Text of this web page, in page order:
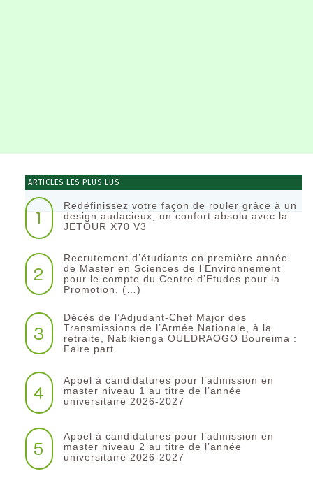
ARTICLES LES PLUS LUS
1
Redéfinissez votre façon de rouler grâce à un
design audacieux, un confort absolu avec la
JETOUR X70 V3
2
Recrutement d’étudiants en première année
de Master en Sciences de l’Environnement
pour le compte du Centre d’Etudes pour la
Promotion, (…)
3
Décès de l’Adjudant-Chef Major des
Transmissions de l’Armée Nationale, à la
retraite, Nabikienga OUEDRAOGO Boureima :
Faire part
4
Appel à candidatures pour l’admission en
master niveau 1 au titre de l’année
universitaire 2026-2027
5
Appel à candidatures pour l’admission en
master niveau 2 au titre de l’année
universitaire 2026-2027